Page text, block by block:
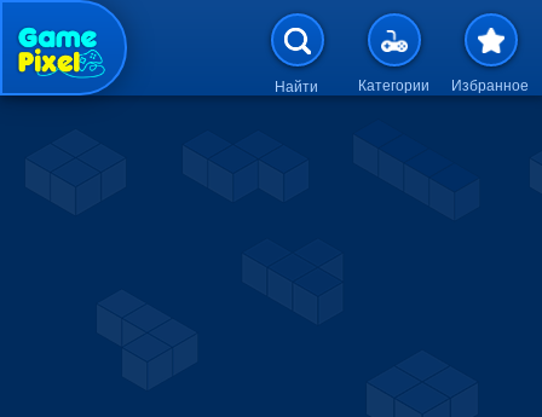
Перейти к основному
Найти Категории Избранное